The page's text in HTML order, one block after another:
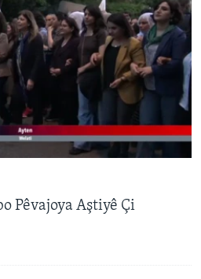
Pêvajoya Aştiyê Çi